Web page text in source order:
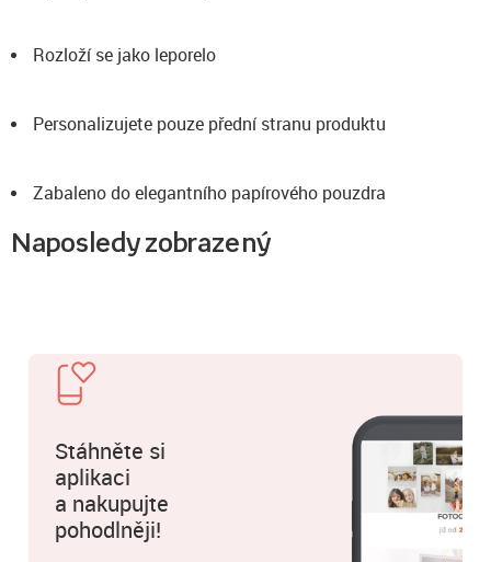
Rozloží se jako leporelo
Personalizujete pouze přední stranu produktu
Zabaleno do elegantního papírového pouzdra
Naposledy zobrazený
Stáhněte si
aplikaci
a nakupujte
pohodlněji!